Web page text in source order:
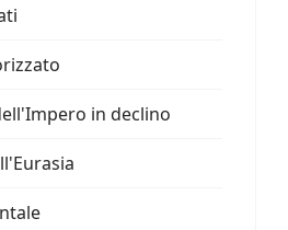
in declino